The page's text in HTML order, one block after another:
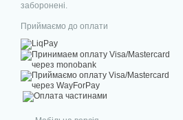
заборонені.
Приймаємо до оплати